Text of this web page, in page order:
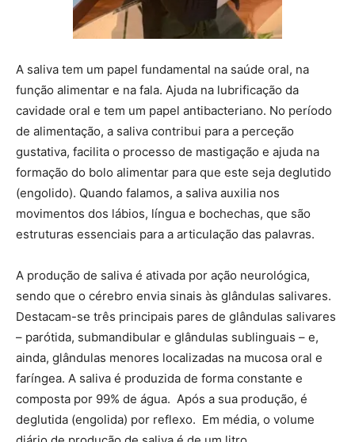
A saliva tem um papel fundamental na saúde oral, na
função alimentar e na fala. Ajuda na lubrificação da
cavidade oral e tem um papel antibacteriano. No período
de alimentação, a saliva contribui para a perceção
gustativa, facilita o processo de mastigação e ajuda na
formação do bolo alimentar para que este seja deglutido
(engolido). Quando falamos, a saliva auxilia nos
movimentos dos lábios, língua e bochechas, que são
estruturas essenciais para a articulação das palavras.
A produção de saliva é ativada por ação neurológica,
sendo que o cérebro envia sinais às glândulas salivares.
Destacam-se três principais pares de glândulas salivares
– parótida, submandibular e glândulas sublinguais – e,
ainda, glândulas menores localizadas na mucosa oral e
faríngea. A saliva é produzida de forma constante e
composta por 99% de água. Após a sua produção, é
deglutida (engolida) por reflexo. Em média, o volume